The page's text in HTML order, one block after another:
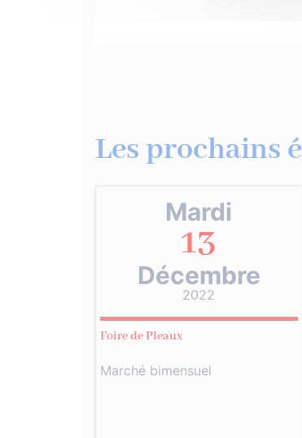
Les prochains
Mardi
13
Décembre
2022
Foire de Pleaux
Marché bimensuel